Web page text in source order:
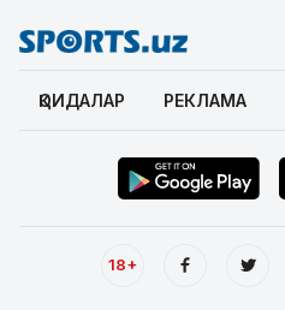
ҚОИДАЛАР РЕКЛАМА
18+